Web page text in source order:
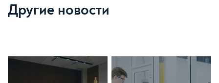
Другие новости